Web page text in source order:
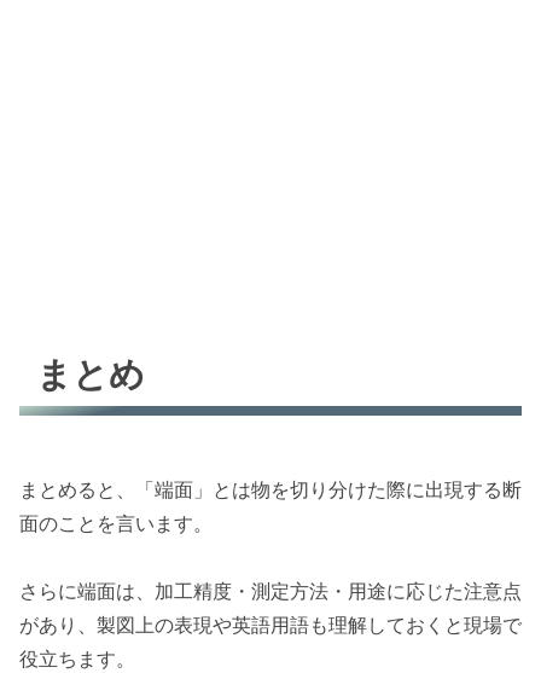
まとめ
まとめると、「端面」とは物を切り分けた際に出現する断
面のことを言います。
さらに端面は、加工精度・測定方法・用途に応じた注意点
があり、製図上の表現や英語用語も理解しておくと現場で
役立ちます。